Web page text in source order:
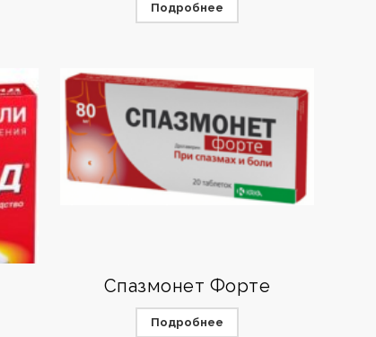
Подробнее
Спазмонет Форте
Подробнее